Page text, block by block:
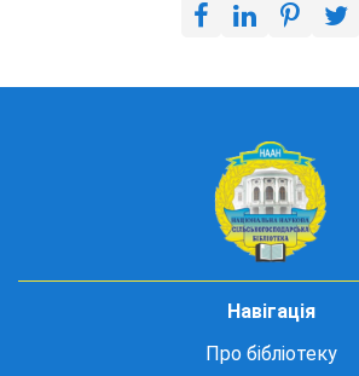
Навігація
Про бібліотеку